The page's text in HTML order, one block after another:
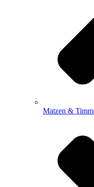
Matzen & Timm